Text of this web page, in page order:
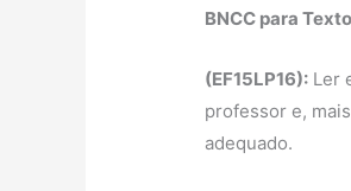
BNCC para
(EF15LP16): Ler
professor e,
adequado.